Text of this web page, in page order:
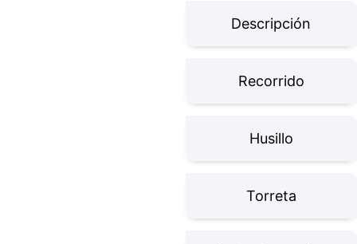
Descripción
Recorrido
Husillo
Torreta